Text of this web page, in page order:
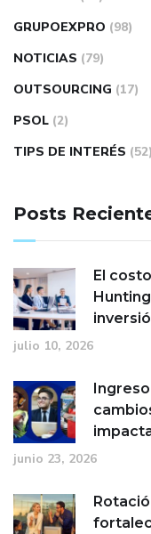
GRUPOEXPRO (98)
NOTICIAS (79)
OUTSOURCING (17)
PSOL (2)
TIPS DE INTERÉS (52)
Posts
El
julio 10, 2026
junio 23, 2026